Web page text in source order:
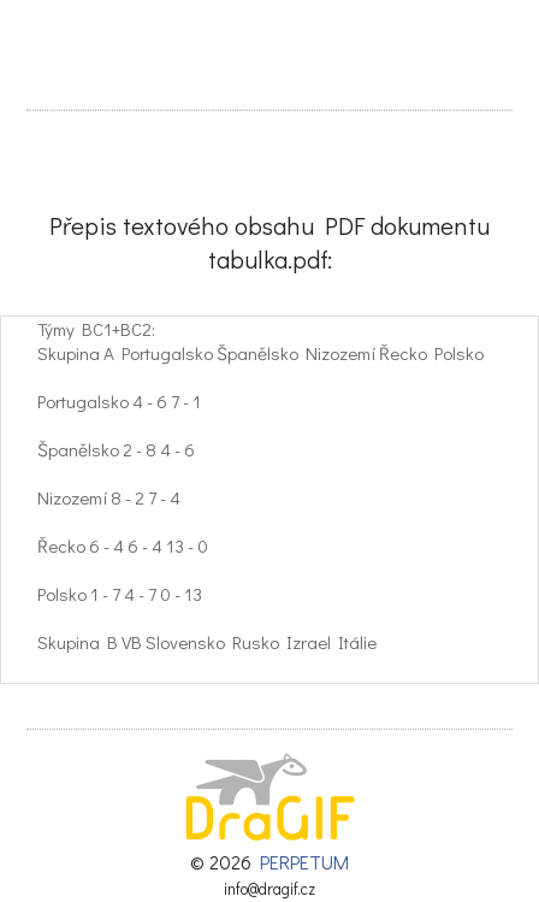
Přepis textového obsahu PDF dokumentu
tabulka.pdf:
Týmy BC1+BC2:
Skupina A Portugalsko Španělsko Nizozemí Řecko Polsko
Portugalsko 4 - 6 7 - 1
Španělsko 2 - 8 4 - 6
Nizozemí 8 - 2 7 - 4
Řecko 6 - 4 6 - 4 13 - 0
Polsko 1 - 7 4 - 7 0 - 13
Skupina B VB Slovensko Rusko Izrael Itálie
Velká Británie 9 - 3 6 - 4
Izrael 3 - 9 5 - 3 10 - 2
© 2026 PERPETUM
info@dragif.cz